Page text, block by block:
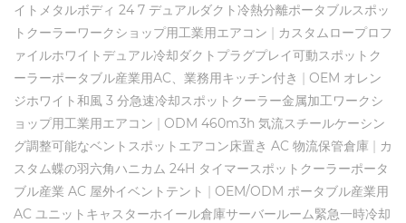
イトメタルボディ 24 7 デュアルダクト冷熱分離ポータブルスポッ
トクーラーワークショップ用工業用エアコン | カスタムロープロフ
ァイルホワイトデュアル冷却ダクトプラグプレイ可動スポットク
ーラーポータブル産業用AC、業務用キッチン付き | OEM オレン
ジホワイト和風 3 分急速冷却スポットクーラー金属加工ワークシ
ョップ用工業用エアコン | ODM 460m3h 気流スチールケーシン
グ調整可能なベントスポットエアコン床置き AC 物流保管倉庫 | カ
スタム蝶の羽六角ハニカム 24H タイマースポットクーラーポータ
ブル産業 AC 屋外イベントテント | OEM/ODM ポータブル産業用
AC ユニットキャスターホイール倉庫サーバールーム緊急一時冷却